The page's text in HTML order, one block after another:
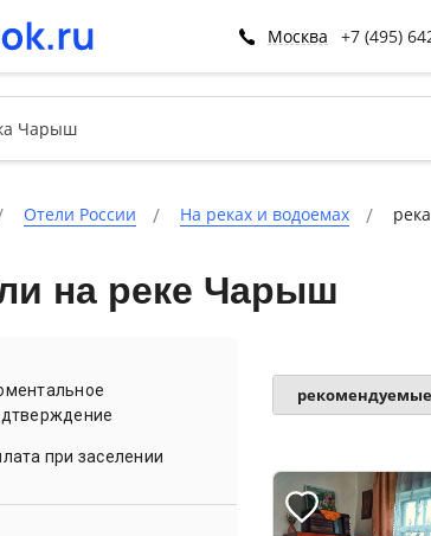
Москва +7 (495)
Отели России На реках и водоемах
на реке Чарыш
при заселении
рекомендуемые